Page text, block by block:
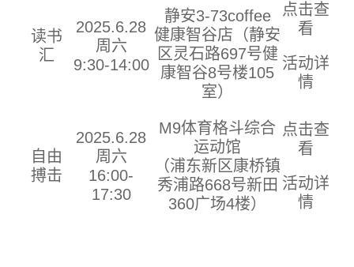
读书
汇
2025.6.28
周六
9:30-14:00
静安3-73coffee
健康智谷店（静安
区 灵石路697号健
康智谷8号楼105
室）
点击查
看
活动详
情
自由
搏击
2025.6.28
周六
16:00-
17:30
M9体育格斗综合
运动馆
（浦东新区康桥镇
秀浦路668号新田
360广场4楼）
点击查
看
活动详
情